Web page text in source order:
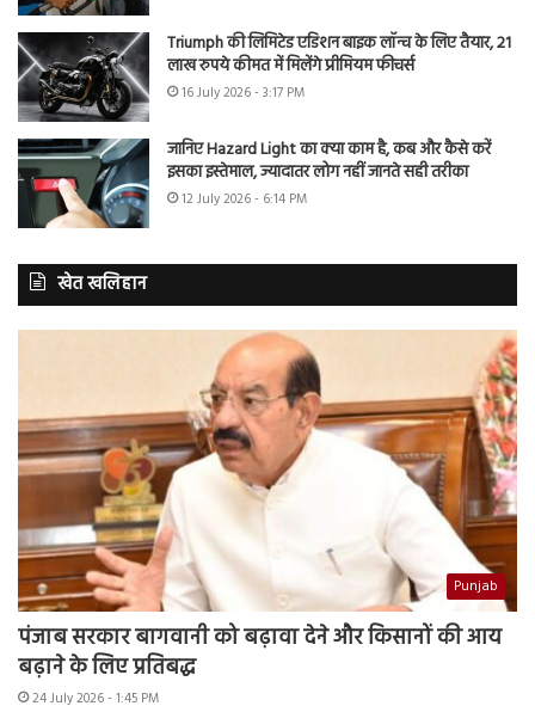
Triumph की लिमिटेड एडिशन बाइक लॉन्च के लिए तैयार, 21
लाख रुपये कीमत में मिलेंगे प्रीमियम फीचर्स
16 July 2026 - 3:17 PM
जानिए Hazard Light का क्या काम है, कब और कैसे करें
इसका इस्तेमाल, ज्यादातर लोग नहीं जानते सही तरीका
12 July 2026 - 6:14 PM
खेत खलिहान
Punjab
पंजाब सरकार बागवानी को बढ़ावा देने और किसानों की आय
बढ़ाने के लिए प्रतिबद्ध
24 July 2026 - 1:45 PM